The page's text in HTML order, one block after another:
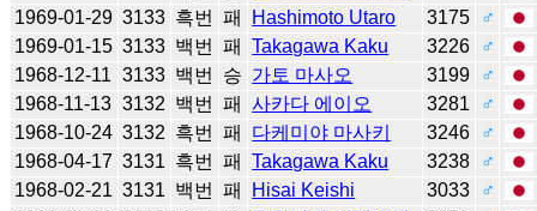
1969-01-29 3133 흑번 패 Hashimoto Utaro 3175
♂
1969-01-15 3133 백번 패 Takagawa Kaku 3226
♂
1968-12-11 3133 백번 승 가토 마사오 3199
♂
1968-11-13 3132 백번 패 사카다 에이오 3281
♂
1968-10-24 3132 흑번 패 다케미야 마사키 3246
♂
1968-04-17 3131 흑번 패 Takagawa Kaku 3238
♂
1968-02-21 3131 백번 패 Hisai Keishi 3033
♂